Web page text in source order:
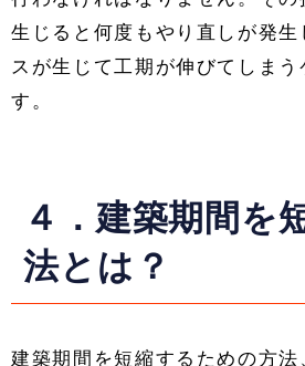
生じると何度もやり直しが発生
スが生じて工期が伸びてしまう
す。
４．建築期間を
法とは？
建築期間を短縮するための方法